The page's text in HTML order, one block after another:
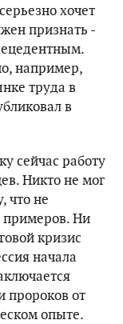
хочет
признать -
например,
труда в
в
сейчас работу
Никто не мог
что не
примеров. Ни
кризис
начала
пророков от
опыте.